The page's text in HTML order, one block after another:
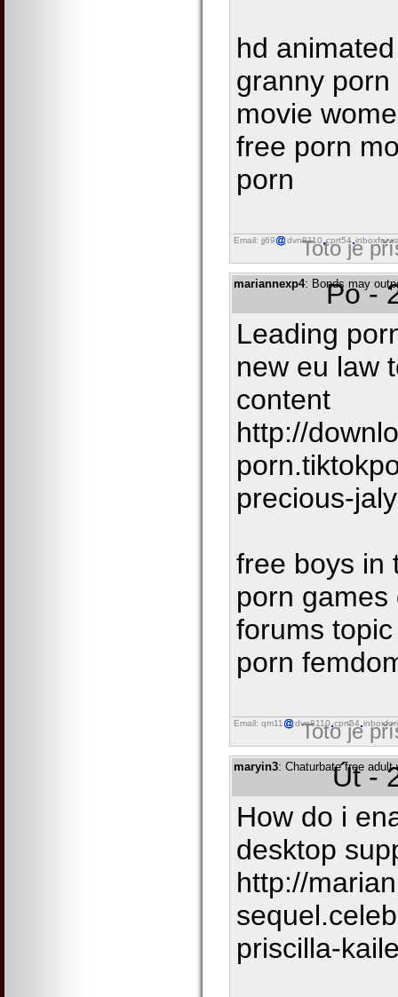
hd
granny
movie
free porn
porn
Email: jj69 dvn8110 cprt54
Toto je
mariannexp4: Bonds may
Po -
Leading
new eu law
content
http://
precious-
free boys in
porn
forums
porn
Email: qm11 dvn8110 cprt54
Toto je
maryin3: Chaturbate free
Út -
How do i
desktop
http://
priscilla-